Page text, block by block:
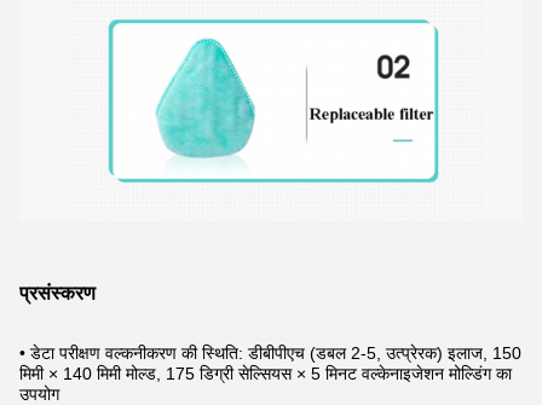
प्रसंस्करण
• डेटा परीक्षण वल्कनीकरण की स्थिति: डीबीपीएच (डबल 2-5, उत्प्रेरक) इलाज, 150
मिमी × 140 मिमी मोल्ड, 175 डिग्री सेल्सियस × 5 मिनट वल्केनाइजेशन मोल्डिंग का
उपयोग